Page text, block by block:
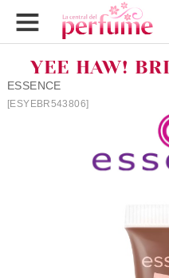
YEE HAW!
ESSENCE
[ESYEBR543806]